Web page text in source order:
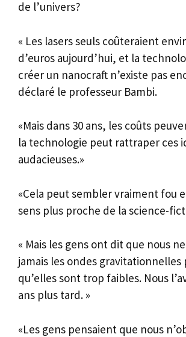
de l’univers?
« Les lasers seuls coûteraient
d’euros aujourd’hui, et la
créer un nanocraft n’existe pas
déclaré le professeur Bambi.
«Mais dans 30 ans, les coûts
la technologie peut rattraper ces
audacieuses.»
«Cela peut sembler vraiment fou
sens plus proche de la science-
« Mais les gens ont dit que nous
jamais les ondes gravitationnelles
qu’elles sont trop faibles. Nous
ans plus tard. »
«Les gens pensaient que nous